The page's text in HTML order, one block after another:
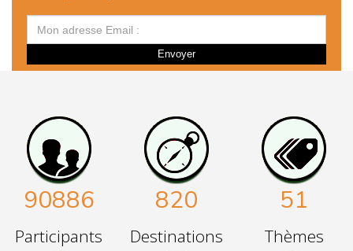
Envoyer
90886
Participants
820
Destinations
51
Thèmes